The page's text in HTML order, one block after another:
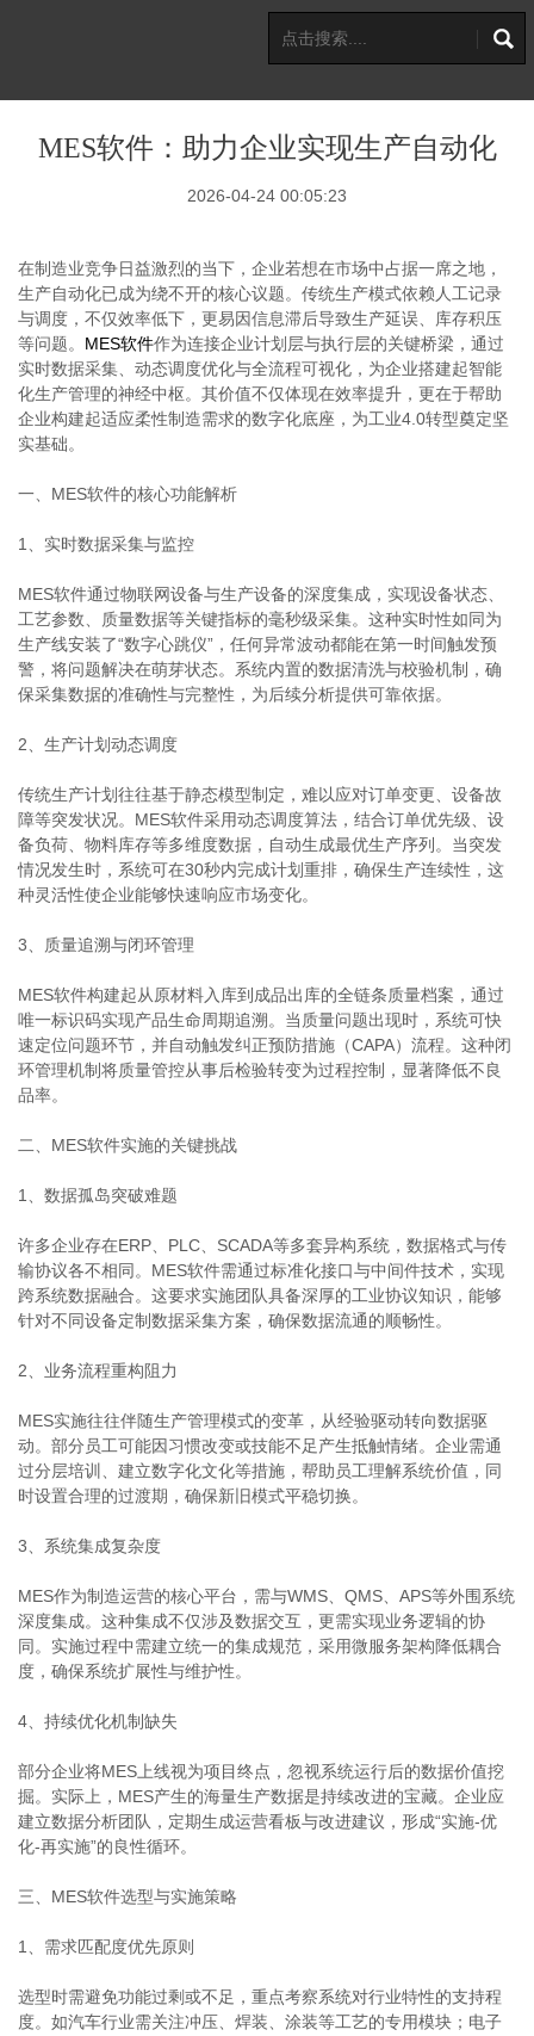
MES软件：助力企业实现生产自动化
2026-04-24 00:05:23
在制造业竞争日益激烈的当下，企业若想在市场中占据一席之地，
生产自动化已成为绕不开的核心议题。传统生产模式依赖人工记录
与调度，不仅效率低下，更易因信息滞后导致生产延误、库存积压
等问题。 MES软件作为连接企业计划层与执行层的关键桥梁，通过
实时数据采集、动态调度优化与全流程可视化，为企业搭建起智能
化生产管理的神经中枢。其价值不仅体现在效率提升，更在于帮助
企业构建起适应柔性制造需求的数字化底座，为工业4.0转型奠定坚
实基础。
一、MES软件的核心功能解析
1、实时数据采集与监控
MES软件通过物联网设备与生产设备的深度集成，实现设备状态、
工艺参数、质量数据等关键指标的毫秒级采集。这种实时性如同为
生产线安装了“数字心跳仪”，任何异常波动都能在第一时间触发预
警，将问题解决在萌芽状态。系统内置的数据清洗与校验机制，确
保采集数据的准确性与完整性，为后续分析提供可靠依据。
2、生产计划动态调度
传统生产计划往往基于静态模型制定，难以应对订单变更、设备故
障等突发状况。MES软件采用动态调度算法，结合订单优先级、设
备负荷、物料库存等多维度数据，自动生成最优生产序列。当突发
情况发生时，系统可在30秒内完成计划重排，确保生产连续性，这
种灵活性使企业能够快速响应市场变化。
3、质量追溯与闭环管理
MES软件构建起从原材料入库到成品出库的全链条质量档案，通过
唯一标识码实现产品生命周期追溯。当质量问题出现时，系统可快
速定位问题环节，并自动触发纠正预防措施（CAPA）流程。这种闭
环管理机制将质量管控从事后检验转变为过程控制，显著降低不良
品率。
二、MES软件实施的关键挑战
1、数据孤岛突破难题
许多企业存在ERP、PLC、SCADA等多套异构系统，数据格式与传
输协议各不相同。MES软件需通过标准化接口与中间件技术，实现
跨系统数据融合。这要求实施团队具备深厚的工业协议知识，能够
针对不同设备定制数据采集方案，确保数据流通的顺畅性。
2、业务流程重构阻力
MES实施往往伴随生产管理模式的变革，从经验驱动转向数据驱
动。部分员工可能因习惯改变或技能不足产生抵触情绪。企业需通
过分层培训、建立数字化文化等措施，帮助员工理解系统价值，同
时设置合理的过渡期，确保新旧模式平稳切换。
3、系统集成复杂度
MES作为制造运营的核心平台，需与WMS、QMS、APS等外围系统
深度集成。这种集成不仅涉及数据交互，更需实现业务逻辑的协
同。实施过程中需建立统一的集成规范，采用微服务架构降低耦合
度，确保系统扩展性与维护性。
4、持续优化机制缺失
部分企业将MES上线视为项目终点，忽视系统运行后的数据价值挖
掘。实际上，MES产生的海量生产数据是持续改进的宝藏。企业应
建立数据分析团队，定期生成运营看板与改进建议，形成“实施-优
化-再实施”的良性循环。
三、MES软件选型与实施策略
1、需求匹配度优先原则
选型时需避免功能过剩或不足，重点考察系统对行业特性的支持程
度。如汽车行业需关注冲压、焊装、涂装等工艺的专用模块；电子